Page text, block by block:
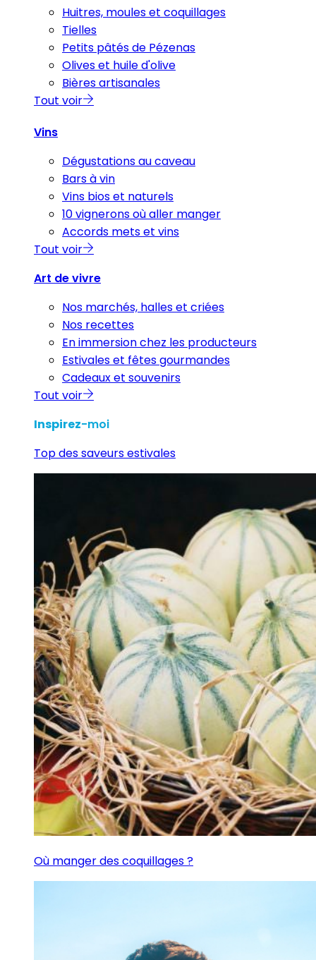
Huitres, moules et coquillages
Tielles
Petits pâtés de Pézenas
Olives et huile d'olive
Bières artisanales
Tout voir
Vins
Dégustations au caveau
Bars à vin
Vins bios et naturels
10 vignerons où aller manger
Accords mets et vins
Tout voir
Art de vivre
Nos marchés, halles et criées
Nos recettes
En immersion chez les producteurs
Estivales et fêtes gourmandes
Cadeaux et souvenirs
Tout voir
Inspirez-moi
Top des saveurs estivales
Où manger des coquillages ?